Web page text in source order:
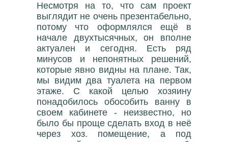
Несмотря на то, что сам проект
выглядит не очень презентабельно,
потому что оформлялся ещё в
начале двухтысячных, он вполне
актуален и сегодня. Есть ряд
минусов и непонятных решений,
которые явно видны на плане. Так,
мы видим два туалета на первом
этаже. С какой целью хозяину
понадобилось обособить ванну в
своем кабинете - неизвестно, но
было бы проще сделать вход в неё
через хоз. помещение, а под